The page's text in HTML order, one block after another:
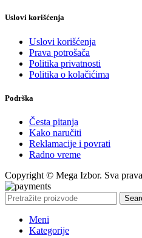
Uslovi korišćenja
Uslovi korišćenja
Prava potrošača
Politika privatnosti
Politika o kolačićima
Podrška
Česta pitanja
Kako naručiti
Reklamacije i povrati
Radno vreme
Copyright © Mega Izbor. Sva
Meni
Kategorije